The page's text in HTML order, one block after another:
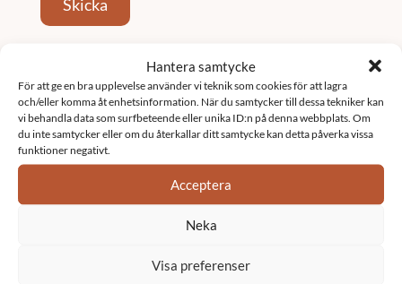
Hantera samtycke
För att ge en bra upplevelse använder vi teknik som cookies för att lagra
och/eller komma åt enhetsinformation. När du samtycker till dessa tekniker kan
vi behandla data som surfbeteende eller unika ID:n på denna webbplats. Om
du inte samtycker eller om du återkallar ditt samtycke kan detta påverka vissa
funktioner negativt.
Acceptera
Neka
Visa preferenser
Skicka
Fastighetsförvaltning
Underhållsplan
K3 Bostadsrättsförening